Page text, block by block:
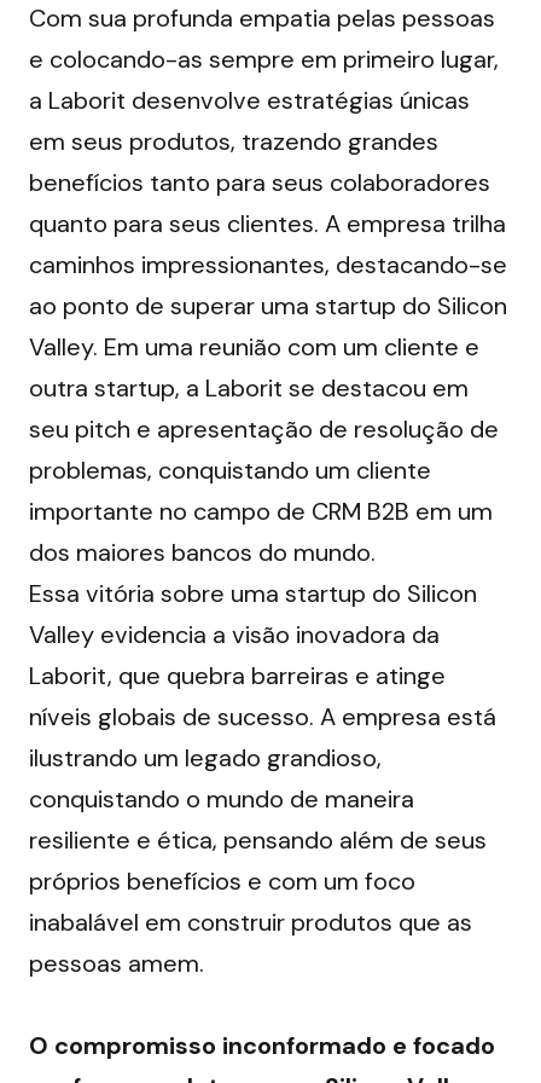
Com sua profunda empatia pelas pessoas
e colocando-as sempre em primeiro lugar,
a Laborit desenvolve estratégias únicas
em seus produtos, trazendo grandes
benefícios tanto para seus colaboradores
quanto para seus clientes. A empresa trilha
caminhos impressionantes, destacando-se
ao ponto de superar uma startup do Silicon
Valley. Em uma reunião com um cliente e
outra startup, a Laborit se destacou em
seu pitch e apresentação de resolução de
problemas, conquistando um cliente
importante no campo de CRM B2B em um
dos maiores bancos do mundo.
Essa vitória sobre uma startup do Silicon
Valley evidencia a visão inovadora da
Laborit, que quebra barreiras e atinge
níveis globais de sucesso. A empresa está
ilustrando um legado grandioso,
conquistando o mundo de maneira
resiliente e ética, pensando além de seus
próprios benefícios e com um foco
inabalável em construir produtos que as
pessoas amem.
O compromisso inconformado e focado